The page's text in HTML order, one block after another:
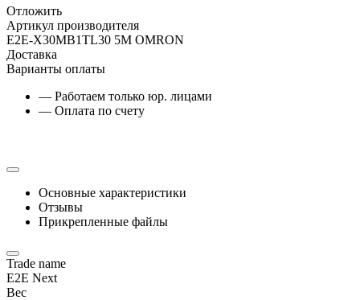
Отложить
Артикул производителя
E2E-X30MB1TL30 5M OMRON
Доставка
Варианты оплаты
— Работаем только юр. лицами
— Оплата по счету
Основные характеристики
Отзывы
Прикрепленные файлы
Trade name
E2E Next
Вес